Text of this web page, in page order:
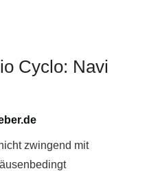
Cyclo: Navi
zwingend mit